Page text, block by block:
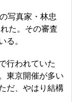
写真家・林忠
た。その審査
。
行われていた
東京開催が多い
だ、やはり結構